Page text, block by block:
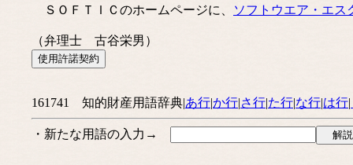
ＳＯＦＴＩＣのホームページに、 ソフトウエア・エス
（弁理士 古谷栄男）
161741 知的財産用語辞典|あ行|か行|さ行|た行|な行|は行|
・新たな用語の入力→